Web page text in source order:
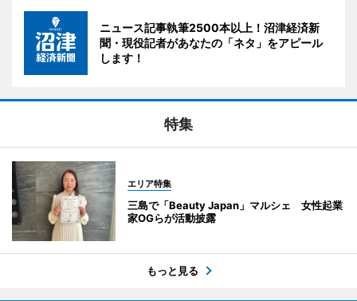
ニュース記事執筆2500本以上！沼津経済新
聞・現役記者があなたの「ネタ」をアピール
します！
特集
エリア特集
三島で「Beauty Japan」マルシェ 女性起業
家OGらが活動披露
もっと見る